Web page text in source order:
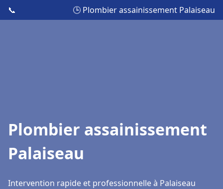
📞 🕒 Plombier assainissement Palaiseau
Plombier assainissement
Palaiseau
Intervention rapide et professionnelle à Palaiseau